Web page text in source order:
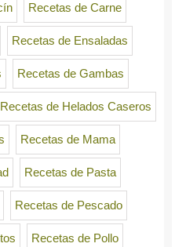
Recetas de Carne
Recetas de Ensaladas
Recetas de Gambas
Recetas de Helados Caseros
Recetas de Mama
Recetas de Pasta
Recetas de Pescado
Recetas de Pollo